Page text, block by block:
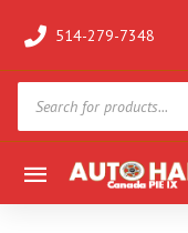
514-279-7348
search